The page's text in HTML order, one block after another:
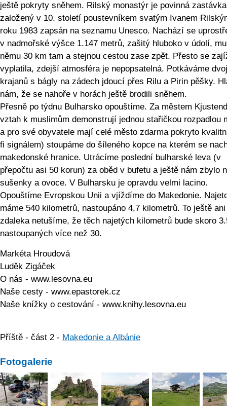
ještě pokryty sněhem. Rilský monastýr je povinná
založený v 10. století poustevníkem svatým Ivanem
roku 1983 zapsán na seznamu Unesco. Nachází se
v nadmořské výšce 1.147 metrů, zašitý hluboko v údolí,
němu 30 km tam a stejnou cestou zase zpět. Přesto se
vyplatila, zdejší atmosféra je nepopsatelná. Potkáváme
krajanů s bágly na zádech jdoucí přes Rilu a Pirin pěšky.
nám, že se nahoře v horách ještě brodili sněhem.
Přesně po týdnu Bulharsko opouštíme. Za městem
vztah k muslimům demonstrují jednou stařičkou rozpadlou
a pro své obyvatele mají celé město zdarma pokryto
fi signálem) stoupáme do šíleného kopce na kterém se
makedonské hranice. Utrácíme poslední bulharské leva (v
přepočtu asi 50 korun) za oběd v bufetu a ještě nám zbylo
sušenky a ovoce. V Bulharsku je opravdu velmi lacino.
Opouštíme Evropskou Unii a vjíždíme do Makedonie.
máme 540 kilometrů, nastoupáno 4,7 kilometrů. To ještě ani
zdaleka netušíme, že těch najetých kilometrů bude skoro
nastoupaných více než 30.
Markéta Hroudová
Luděk Zigáček
O nás - www.lesovna.eu
Naše cesty - www.epastorek.cz
Naše knížky o cestování - www.knihy.lesovna.eu
Příště - část 2 - Makedonie a Albánie
Fotogalerie